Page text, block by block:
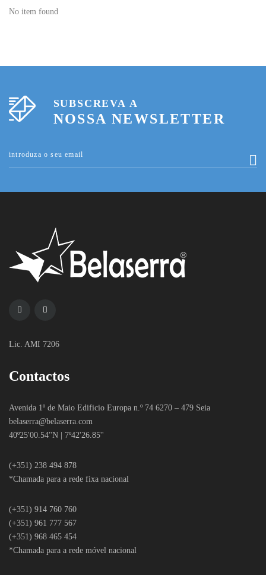
No item found
SUBSCREVA A
NOSSA NEWSLETTER
Lic. AMI 7206
Contactos
Avenida 1º de Maio Edificio Europa n.º 74 6270 – 479 Seia
belaserra@belaserra.com
40º25'00.54''N | 7º42'26.85''
(+351) 238 494 878
*Chamada para a rede fixa nacional
(+351) 914 760 760
(+351) 961 777 567
(+351) 968 465 454
*Chamada para a rede móvel nacional